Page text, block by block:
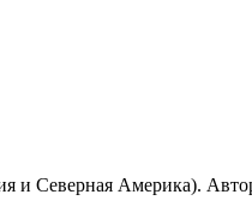
и Северная Америка).